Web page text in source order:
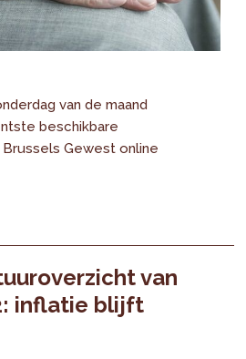
van de maand
beschikbare
Gewest online
van
inflatie blijft